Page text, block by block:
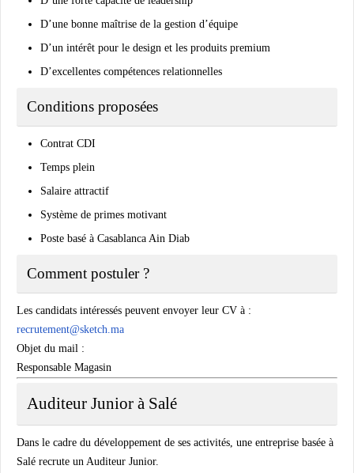
D’une bonne maîtrise de la gestion d’équipe
D’un intérêt pour le design et les produits premium
D’excellentes compétences relationnelles
Conditions proposées
Contrat CDI
Temps plein
Salaire attractif
Système de primes motivant
Poste basé à Casablanca Ain Diab
Comment postuler ?
Les candidats intéressés peuvent envoyer leur CV à :
recrutement@sketch.ma
Objet du mail :
Responsable Magasin
Auditeur Junior à Salé
Dans le cadre du développement de ses activités, une entreprise basée à
Salé recrute un Auditeur Junior.